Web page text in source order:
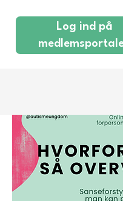
Log ind på